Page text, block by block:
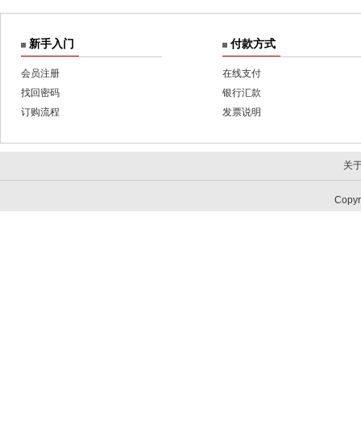
新手入门
会员注册
找回密码
订购流程
付款方式
在线支付
银行汇款
发票说明
关